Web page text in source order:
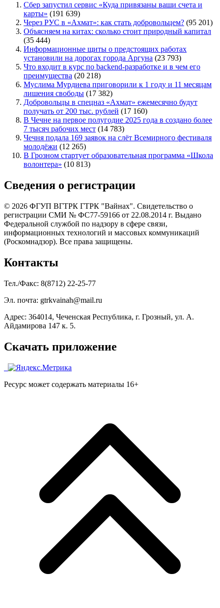
Сбер запустил сервис «Куда привязаны ваши счета и
карты» (191 639)
Через РУС в «Ахмат»: как стать добровольцем? (95 201)
Объясняем на китах: сколько стоит природный капитал
(35 444)
Информационные щиты о предстоящих работах
установили на дорогах города Аргуна (23 793)
Что входит в курс по backend-разработке и в чем его
преимущества (20 218)
Муслима Мурдиева приговорили к 1 году и 11 месяцам
лишения свободы (17 382)
Добровольцы в спецназ «Ахмат» ежемесячно будут
получать от 200 тыс. рублей (17 160)
В Чечне на первое полугодие 2025 года в создано более
7 тысяч рабочих мест (14 783)
Чечня подала 169 заявок на слёт Всемирного фестиваля
молодёжи (12 265)
В Грозном стартует образовательная программа «Школа
волонтера» (10 813)
Сведения о регистрации
© 2026 ФГУП ВГТРК ГТРК "Вайнах". Свидетельство о
регистрации СМИ № ФС77-59166 от 22.08.2014 г. Выдано
Федеральной службой по надзору в сфере связи,
информационных технологий и массовых коммуникаций
(Роскомнадзор). Все права защищены.
Контакты
Тел./Факс: 8(8712) 22-25-77
Эл. почта: gtrkvainah@mail.ru
Адрес: 364014, Чеченская Республика, г. Грозный, ул. А.
Айдамирова 147 к. 5.
Скачать приложение
Ресурс может содержать материалы 16+